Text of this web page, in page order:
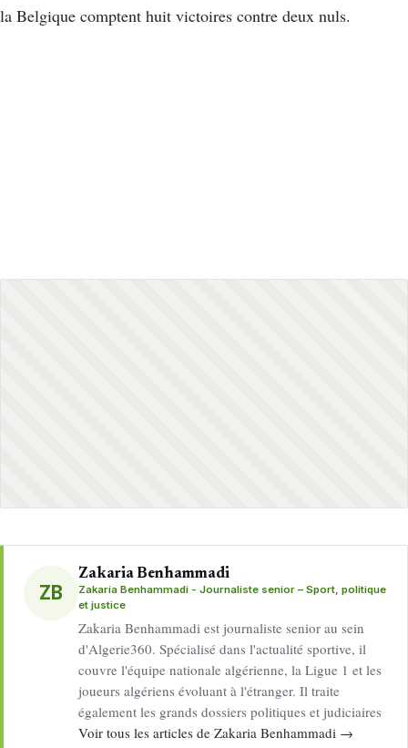
la Belgique comptent huit victoires contre deux nuls.
ZB
Zakaria Benhammadi
Zakaria Benhammadi - Journaliste senior – Sport, politique
et justice
Zakaria Benhammadi est journaliste senior au sein
d'Algerie360. Spécialisé dans l'actualité sportive, il
couvre l'équipe nationale algérienne, la Ligue 1 et les
joueurs algériens évoluant à l'étranger. Il traite
également les grands dossiers politiques et judiciaires
Voir tous les articles de Zakaria Benhammadi →